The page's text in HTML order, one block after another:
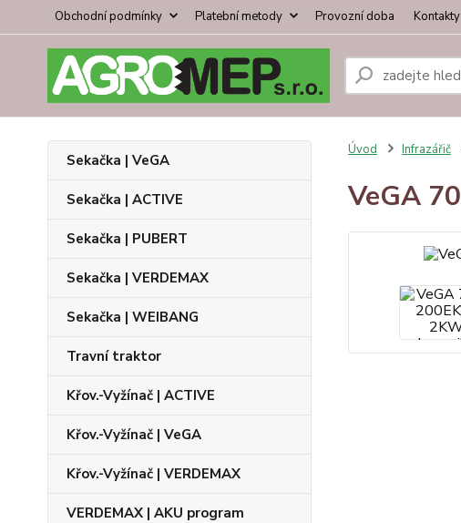
Obchodní podmínky Platební metody Provozní doba Kontakty
Sekačka | VeGA
Sekačka | ACTIVE
Sekačka | PUBERT
Sekačka | VERDEMAX
Sekačka | WEIBANG
Travní traktor
Křov.-Vyžínač | ACTIVE
Křov.-Vyžínač | VeGA
Křov.-Vyžínač | VERDEMAX
VERDEMAX | AKU program
Úvod Infrazářič
VeGA